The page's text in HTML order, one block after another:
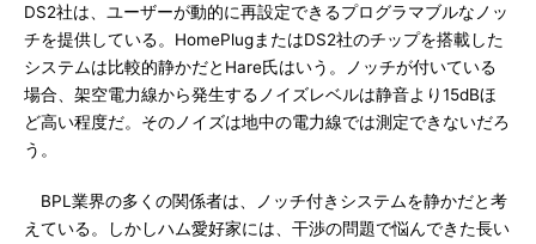
DS2社は、ユーザーが動的に再設定できるプログラマブルなノッ
チを提供している。HomePlugまたはDS2社のチップを搭載した
システムは比較的静かだとHare氏はいう。ノッチが付いている
場合、架空電力線から発生するノイズレベルは静音より15dBほ
ど高い程度だ。そのノイズは地中の電力線では測定できないだろ
う。
BPL業界の多くの関係者は、ノッチ付きシステムを静かだと考
えている。しかしハム愛好家には、干渉の問題で悩んできた長い